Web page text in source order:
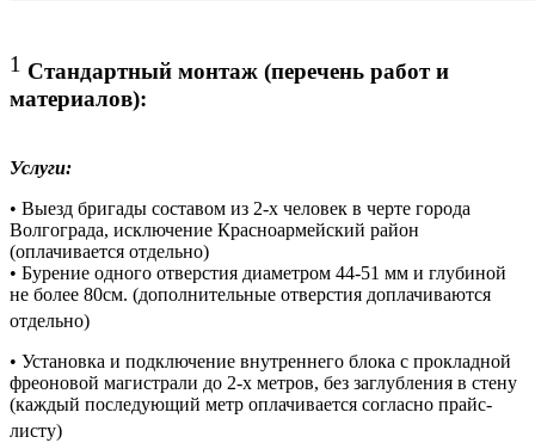
1 Стандартный монтаж (перечень работ и
материалов):
Услуги:
• Выезд бригады составом из 2-х человек в черте города
Волгограда, исключение Красноармейский район
(оплачивается отдельно)
• Бурение одного отверстия диаметром 44-51 мм и глубиной
не более 80см. (дополнительные отверстия доплачиваются
отдельно)
• Установка и подключение внутреннего блока с прокладной
фреоновой магистрали до 2-х метров, без заглубления в стену
(каждый последующий метр оплачивается согласно прайс-
листу)